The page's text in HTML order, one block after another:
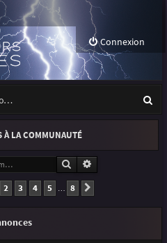
Connexion
Infos, projets et liens utiles à la communauté
e
À LA COMMUNAUTÉ
Rechercher
1sur
2 3 4 5 … 8